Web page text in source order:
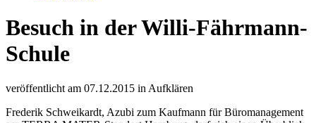
Besuch in der Willi-Fährmann-
Schule
veröffentlicht am 07.12.2015 in Aufklären
Frederik Schweikardt, Azubi zum Kaufmann für Büromanagement